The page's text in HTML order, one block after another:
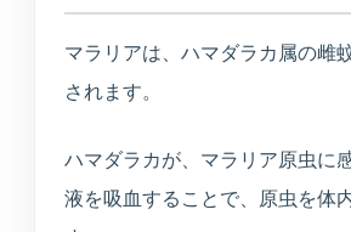
マラリアは、ハマダラカ属の雌
されます。
ハマダラカが、マラリア原虫に
液を吸血することで、原虫を体